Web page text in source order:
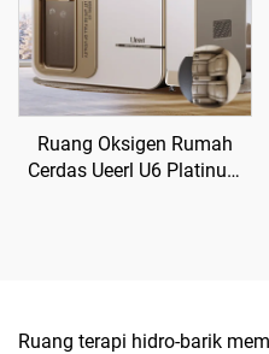
Ruang Oksigen Rumah
Cerdas Ueerl U6 Platinum
Ruang terapi hidro-barik